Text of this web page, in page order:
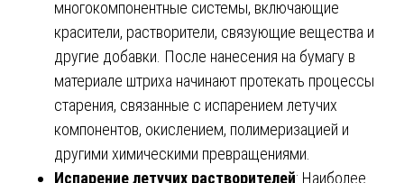
многокомпонентные системы, включающие
красители, растворители, связующие вещества и
другие добавки. После нанесения на бумагу в
материале штриха начинают протекать процессы
старения, связанные с испарением летучих
компонентов, окислением, полимеризацией и
другими химическими превращениями.
Испарение летучих растворителей: Наиболее